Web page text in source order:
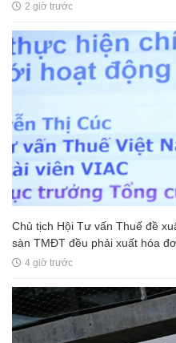
2 giờ trước
Chủ tịch Hội Tư vấn Thuế đề
sàn TMĐT đều phải xuất hóa
4 giờ trước